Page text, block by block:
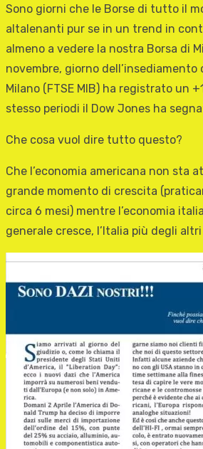
Sono giorni che le Borse di tutto il
altalenanti pur se in un trend in
almeno a vedere la nostra Borsa di
novembre, giorno dell’insediamento
Milano (FTSE MIB) ha registrato un
stesso periodi il Dow Jones ha
Che cosa vuol dire tutto questo?
Che l’economia americana non sta
grande momento di crescita
circa 6 mesi) mentre l’economia
generale cresce, l’Italia più degli altri